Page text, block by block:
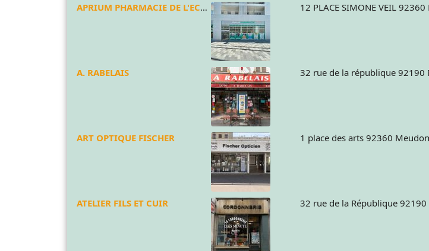
APRIUM PHARMACIE DE L'ECOQUARTIER
A. RABELAIS
ART OPTIQUE FISCHER
ATELIER FILS ET CUIR